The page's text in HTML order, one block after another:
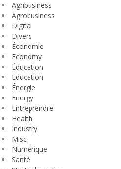
Agribusiness
Agrobusiness
Digital
Divers
Économie
Economy
Éducation
Education
Énergie
Energy
Entreprendre
Health
Industry
Misc
Numérique
Santé